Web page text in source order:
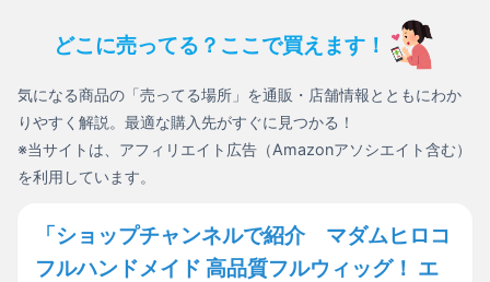
どこに売ってる？ここで買えます！
気になる商品の「売ってる場所」を通販・店舗情報とともにわか
りやすく解説。最適な購入先がすぐに見つかる！
※当サイトは、アフィリエイト広告（Amazonアソシエイト含む）
を利用しています。
「ショップチャンネルで紹介 マダムヒロコ
フルハンドメイド 高品質フルウィッグ！ エ